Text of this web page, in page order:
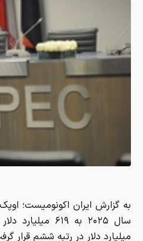
به گزارش ایران اکونومیست؛
میلیارد دلار در رتبه ششم قرار